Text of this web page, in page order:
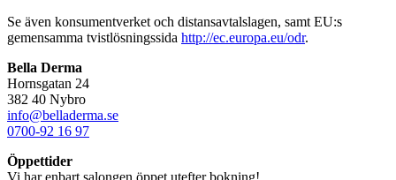
Se även konsumentverket och distansavtalslagen, samt EU:s
gemensamma tvistlösningssida http://ec.europa.eu/odr.
Bella Derma
Hornsgatan 24
382 40 Nybro
info@belladerma.se
0700-92 16 97
Öppettider
Vi har enbart salongen öppet utefter bokning!